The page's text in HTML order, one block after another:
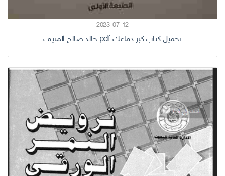
2023-07-12
تحميل كتاب كبر دماغك pdf خالد صالح المنيف